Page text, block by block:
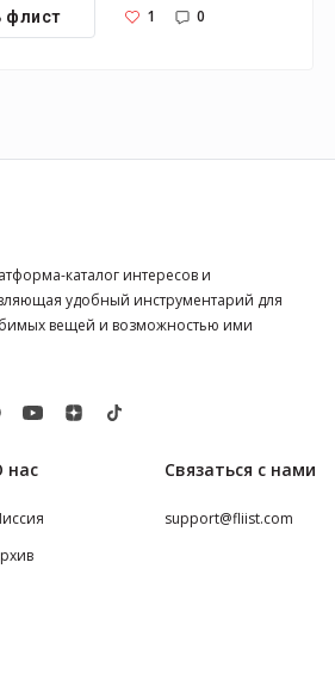
флист 1 0
каталог интересов и
удобный инструментарий для
вещей и возможностью ими
нас Связаться с нами
support@fliist.com